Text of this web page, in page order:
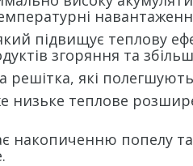
підвищує теплову
згоряння та
які полегшують
теплове
попелу та